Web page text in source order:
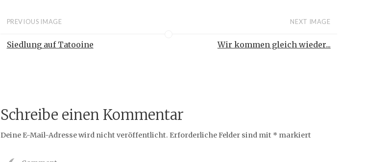
PREVIOUS IMAGE
Siedlung auf Tatooine
NEXT IMAGE
Wir kommen gleich wieder...
Schreibe einen Kommentar
Deine E-Mail-Adresse wird nicht veröffentlicht. Erforderliche Felder sind mit * markiert